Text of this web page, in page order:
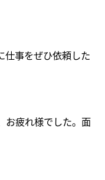
仕事をぜひ依頼した
お疲れ様でした。面